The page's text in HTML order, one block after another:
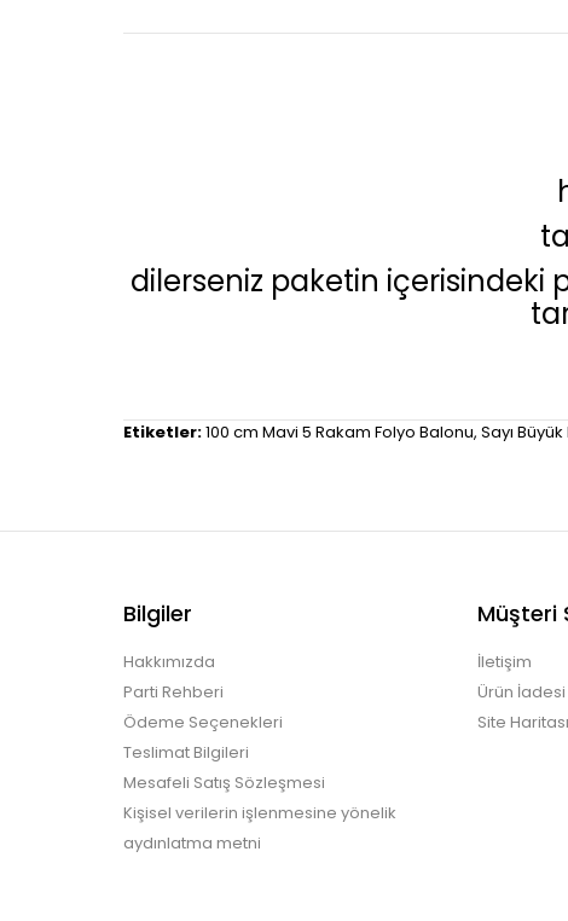
dilerseniz paketin içerisindeki
Etiketler:100 cm Mavi 5 Rakam Folyo Balonu, Sayı
Bilgiler
Hakkımızda
Parti Rehberi
Ödeme Seçenekleri
Teslimat Bilgileri
Mesafeli Satış Sözleşmesi
Kişisel verilerin işlenmesine yönelik
aydınlatma metni
Müşteri
İletişim
Ürün İadesi
Site Haritası